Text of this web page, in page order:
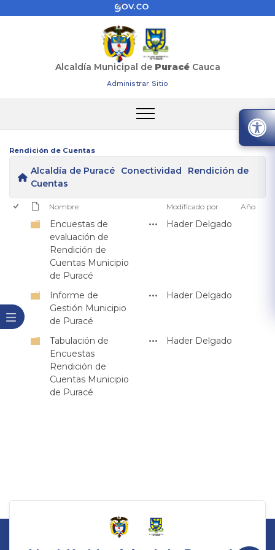
Alcaldía Municipal de Puracé Cauca
Administrar Sitio
Rendición de Cuentas
Alcaldía de Puracé Conectividad
Rendición de
Cuentas
Nombre Modificado por Año
Encuestas de
evaluación de
Rendición de
Cuentas Municipio
de Puracé
Hader Delgado
Informe de
Gestión Municipio
de Puracé
Hader Delgado
Tabulación de
Encuestas
Rendición de
Cuentas Municipio
de Puracé
Hader Delgado